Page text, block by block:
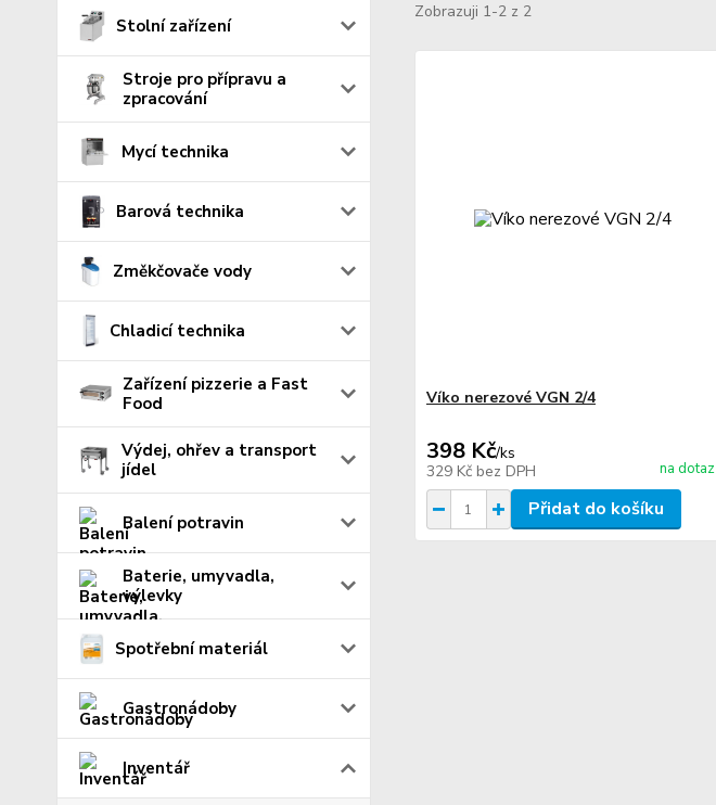
Stolní zařízení
Stroje pro přípravu a
zpracování
Mycí technika
Barová technika
Změkčovače vody
Chladicí technika
Zařízení pizzerie a Fast
Food
Výdej, ohřev a transport
jídel
Balení potravin
Baterie, umyvadla,
výlevky
Spotřební materiál
Gastronádoby
Inventář
Zobrazuji 1-2 z 2
Víko nerezové VGN 2/4
398 Kč/ks
329 Kč bez DPH na dotaz
Přidat do košíku